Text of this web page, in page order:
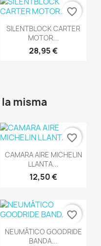
Vista rápida
SILENTBLOCK CARTER
MOTOR...
28,95 €
favorite_border
misma
Vista rápida
CAMARA AIRE MICHELIN
LLANTA...
12,50 €
favorite_border
Vista rápida
NEUMÁTICO GOODRIDE
BANDA...
favorite_border